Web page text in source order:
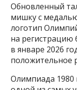
Обновленный
мишку с
логотип
на регистрацию
в январе 2026
положительное
Олимпиада 1980